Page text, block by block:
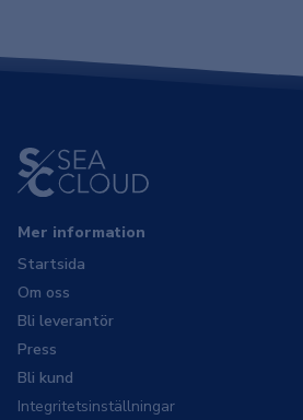
Mer information
Startsida
Om oss
Bli leverantör
Press
Bli kund
Integritetsinställningar